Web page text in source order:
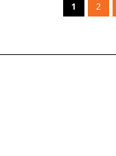
1 2